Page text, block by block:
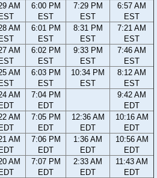
AM
EST
6:00 PM
EST
7:29 PM
EST
6:57 AM
EST
AM
EST
6:01 PM
EST
8:31 PM
EST
7:21 AM
EST
AM
EST
6:02 PM
EST
9:33 PM
EST
7:46 AM
EST
AM
EST
6:03 PM
EST
10:34 PM
EST
8:12 AM
EST
AM
EDT
7:04 PM
EDT
9:42 AM
EDT
AM
EDT
7:05 PM
EDT
12:36 AM
EDT
10:16 AM
EDT
AM
EDT
7:06 PM
EDT
1:36 AM
EDT
10:56 AM
EDT
AM
EDT
7:07 PM
EDT
2:33 AM
EDT
11:43 AM
EDT